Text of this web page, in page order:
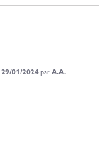
29/01/2024parA.A.